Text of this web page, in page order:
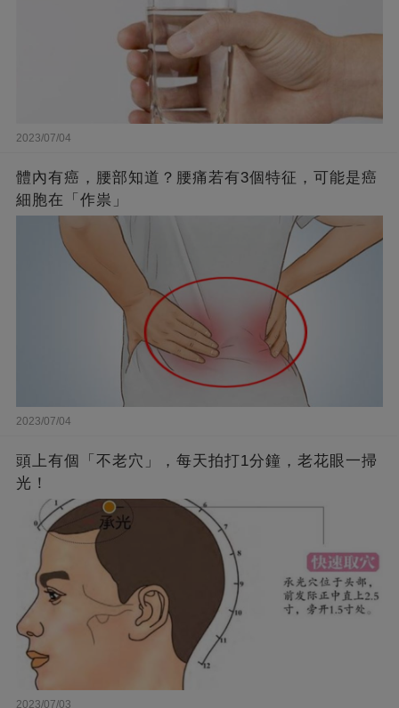
2023/07/04
體內有癌，腰部知道？腰痛若有3個特征，可能是癌
細胞在「作祟」
2023/07/04
頭上有個「不老穴」，每天拍打1分鐘，老花眼一掃
光！
2023/07/03